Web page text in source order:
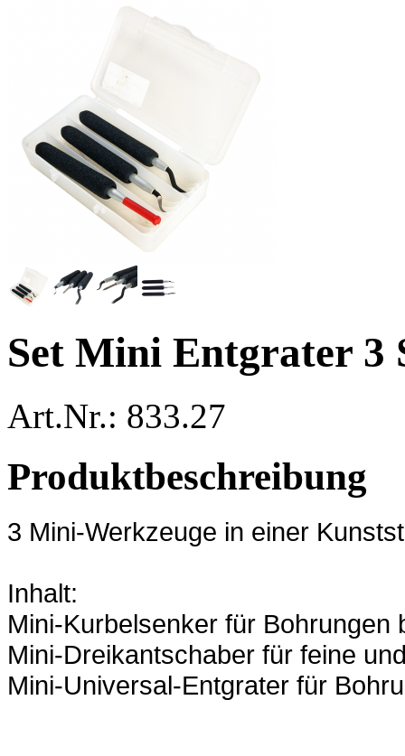
Set Mini Entgrater 3
Art.Nr.: 833.27
Produktbeschreibung
3 Mini-Werkzeuge in einer
Inhalt:
Mini-Kurbelsenker für Bohrungen
Mini-Dreikantschaber für feine
Mini-Universal-Entgrater für